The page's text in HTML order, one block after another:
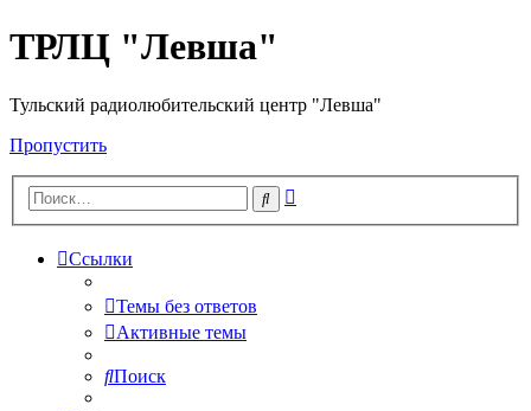
ТРЛЦ "Левша"
Тульский радиолюбительский центр "Левша"
Пропустить
Поиск
Ссылки
Темы без ответов
Активные темы
Поиск